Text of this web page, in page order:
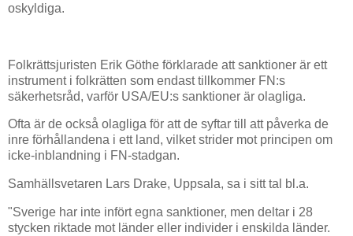
oskyldiga.
Folkrättsjuristen Erik Göthe förklarade att sanktioner är ett
instrument i folkrätten som endast tillkommer FN:s
säkerhetsråd, varför USA/EU:s sanktioner är olagliga.
Ofta är de också olagliga för att de syftar till att påverka de
inre förhållandena i ett land, vilket strider mot principen om
icke-inblandning i FN-stadgan.
Samhällsvetaren Lars Drake, Uppsala, sa i sitt tal bl.a.
"Sverige har inte infört egna sanktioner, men deltar i 28
stycken riktade mot länder eller individer i enskilda länder.